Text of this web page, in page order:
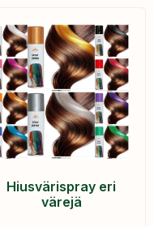
Hiusvärispray eri
värejä